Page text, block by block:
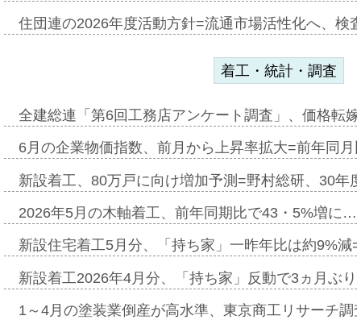
住団連の2026年度活動方針=流通市場活性化へ、検
着工・統計・調査
全建総連「第6回工務店アンケート調査」、価格転
6月の企業物価指数、前月から上昇率拡大=前年同
新設着工、80万戸に向け増加予測=野村総研、30年
2026年5月の木軸着工、前年同期比で43・5%増に…
新設住宅着工5月分、「持ち家」一昨年比は約9%
新設着工2026年4月分、「持ち家」反動で3ヵ月ぶ
1～4月の塗装業倒産が高水準、東京商工リサーチ